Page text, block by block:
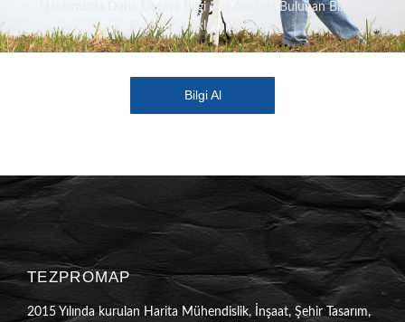
Hakkımızda Daha Detaylı Bilgi İçin Aşağıda Bulunan Bilgi Al
Butonuna Tıklaya Bilirsiniz.
Bilgi Al
TEZPROMAP
2015 Yılında kurulan Harita Mühendislik, İnşaat, Şehir Tasarım,